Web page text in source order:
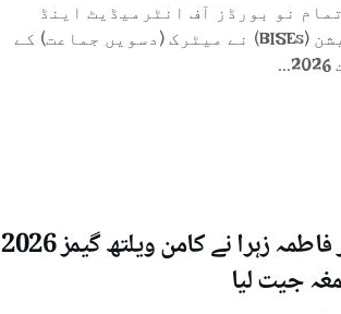
نو بورڈز آف انٹرمیڈیٹ اینڈ
سیکنڈری ایجوکیشن (BISEs) نے میٹرک (دسویں جماعت) کے
پاکستانی باکسر فاطمہ زہرا نے کامن ویلتھ گیمز 2026
جیت لیا